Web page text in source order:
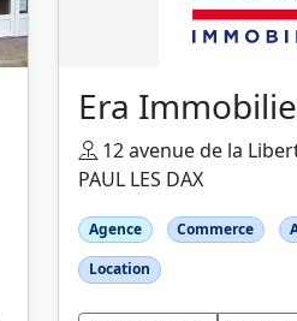
Era
12 avenue de la
PAUL LES DAX
Agence Commerce
Location